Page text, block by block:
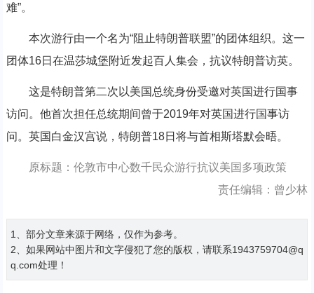
难”。
本次游行由一个名为“阻止特朗普联盟”的团体组织。这一
团体16日在温莎城堡附近发起百人集会，抗议特朗普访英。
这是特朗普第二次以美国总统身份受邀对英国进行国事
访问。他首次担任总统期间曾于2019年对英国进行国事访
问。英国白金汉宫说，特朗普18日将与首相斯塔默会晤。
原标题：伦敦市中心数千民众游行抗议美国多项政策
责任编辑：曾少林
1、部分文章来源于网络，仅作为参考。
2、如果网站中图片和文字侵犯了您的版权，请联系1943759704@q
q.com处理！